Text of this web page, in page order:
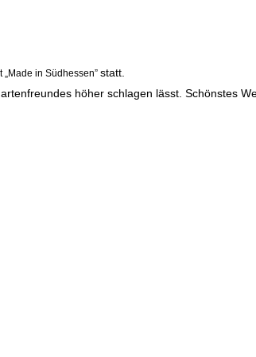
in Südhessen” statt.
höher schlagen lässt. Schönstes